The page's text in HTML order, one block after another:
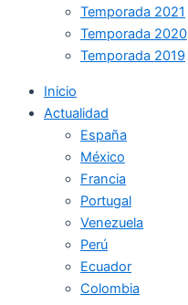
Temporada 2021
Temporada 2020
Temporada 2019
Inicio
Actualidad
España
México
Francia
Portugal
Venezuela
Perú
Ecuador
Colombia